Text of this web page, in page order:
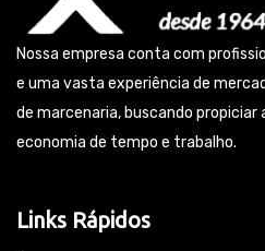
Nossa empresa conta com
e uma vasta experiência de
de marcenaria, buscando propiciar
economia de tempo e trabalho.
Links Rápidos